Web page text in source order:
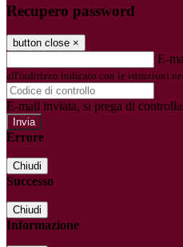
Recupero password
button close ×
E-
all'indirizzo indicato con le istruzioni
E-mail inviata, si prega di
Errore
Chiudi
Successo
Chiudi
Informazione